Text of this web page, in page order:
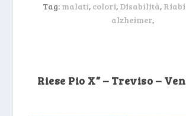
Tag: malati, colori, Disabilità,
alzheimer,
Riese Pio X” – Treviso –